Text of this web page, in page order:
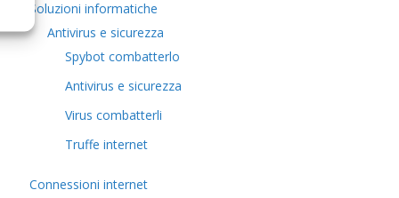
Soluzioni informatiche
Antivirus e sicurezza
Spybot combatterlo
Antivirus e sicurezza
Virus combatterli
Truffe internet
Connessioni internet